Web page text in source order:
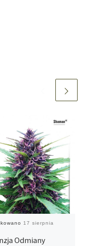
17 sierpnia
Odmiany